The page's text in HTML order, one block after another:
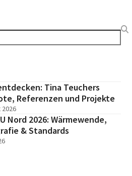
Tina Teuchers
Referenzen und Projekte
2026
Nord 2026: Wärmewende,
& Standards